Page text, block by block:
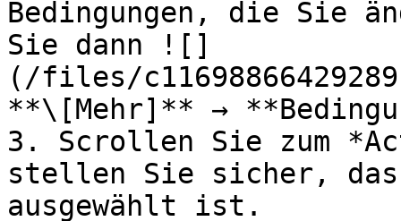
Bedingungen, die Sie
Sie dann ![]
(/files/
**\[Mehr]** →
3. Scrollen Sie zum
stellen Sie sicher,
ausgewählt ist.